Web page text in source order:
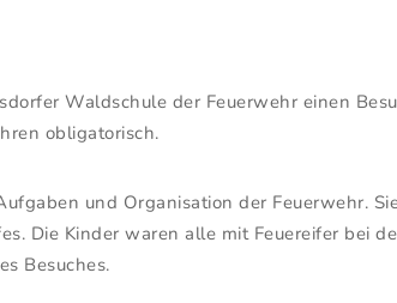
Waldschule der Feuerwehr einen
obligatorisch.
und Organisation der Feuerwehr.
Die Kinder waren alle mit Feuereifer bei
Besuches.